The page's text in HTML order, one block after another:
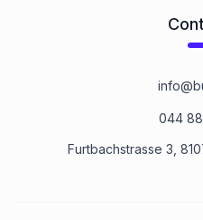
044
Furtbachstrasse 3,